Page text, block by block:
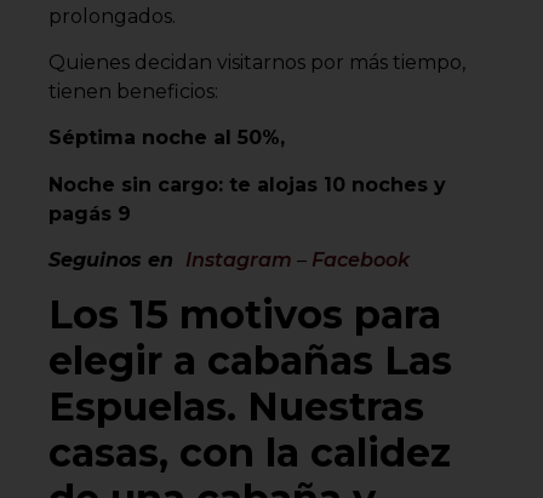
prolongados.
Quienes decidan visitarnos por más tiempo,
tienen beneficios:
Séptima noche al 50%,
Noche sin cargo: te alojas 10 noches y
pagás 9
Seguinos en Instagram – Facebook
Los 15 motivos para
elegir a cabañas Las
Espuelas. Nuestras
casas, con la calidez